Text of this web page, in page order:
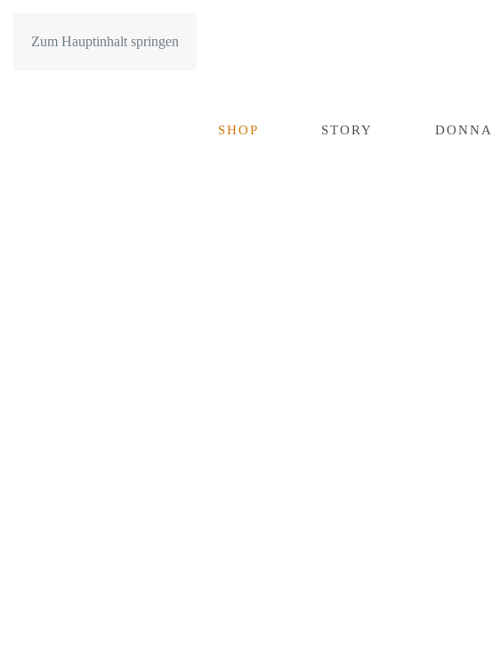
Zum Hauptinhalt springen
SHOP STORY DONNA